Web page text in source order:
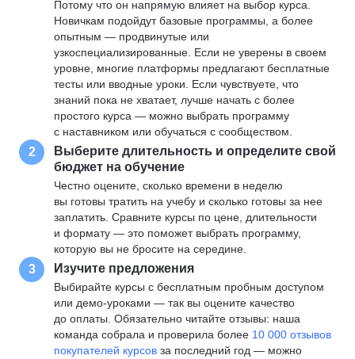
Потому что он напрямую влияет на выбор курса.
Новичкам подойдут базовые программы, а более
опытным — продвинутые или
узкоспециализированные. Если не уверены в своем
уровне, многие платформы предлагают бесплатные
тесты или вводные уроки. Если чувствуете, что
знаний пока не хватает, лучше начать с более
простого курса — можно выбрать программу
с наставником или обучаться с сообществом.
2
Выберите длительность и определите свой
бюджет на обучение
Честно оцените, сколько времени в неделю
вы готовы тратить на учебу и сколько готовы за нее
заплатить. Сравните курсы по цене, длительности
и формату — это поможет выбрать программу,
которую вы не бросите на середине.
3 Изучите предложения
Выбирайте курсы с бесплатным пробным доступом
или демо-уроками — так вы оцените качество
до оплаты. Обязательно читайте отзывы: наша
команда собрала и проверила более 10 000 отзывов
покупателей курсов за последний год — можно